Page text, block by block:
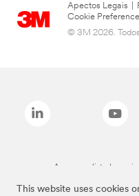
This website uses cookies
Apectos Legais
Cookie
© 3M 2026.
As marcas listadas a